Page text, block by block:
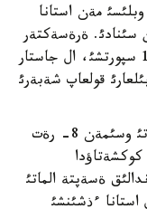
جالپئ، بذل دودالئ سايئستا ةلئمئزدئث 14 وبلئسئ مةن استانا
سئنادئ. ةرةسةكتةر
اراسئندا 10 سالماق دارةجةسئ بويئنشا 101 سپورتشئ، ال جاستار
9 سالماق دارةجةسئ بويئنشا 65 بئلعارئ قولعاپ شةبةرئ
ايةلدةر اراسئنداعئ بوكستان ق ر چةمپيوناتئ وسئمةن 8- رةت
- جئلئ كوماندالئق ةسةپتة الماتئ
استانا ءذشئنشئ